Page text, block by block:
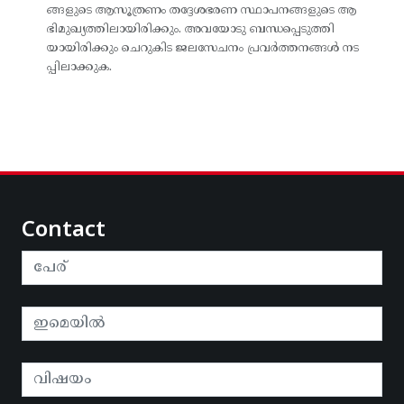
ങ്ങളുടെ ആസൂത്രണം തദ്ദേശഭരണ സ്ഥാപനങ്ങളുടെ ആ
ഭിമുഖ്യത്തിലായിരിക്കും. അവയോടു ബന്ധപ്പെടുത്തി
യായിരിക്കും ചെറുകിട ജലസേചനം പ്രവര്‍ത്തനങ്ങള്‍ നട
പ്പിലാക്കുക.
Contact